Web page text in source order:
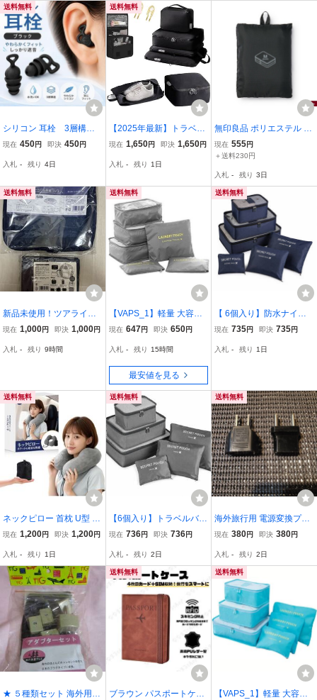
チセット
送料無料
シリコン 耳栓 3層構
造 勉強 旅行 睡眠 防音
ク
現在 450円 即決 450円
入札 - 残り 4日
送料無料
【2025年最新】トラベル
ポーチ 圧縮 9点セット 旅
スペース節約50％ パッキ
現在 1,650円 即決 1,650円
入札 - 残り 1日
無印良品 ポリエステル た
ためる仕分けケース ダブ
ルタイプ M
現在 555円
＋送料230円
入札 - 残り 3日
送料無料
新品未使用！ツアライズ
両面開くトラベル圧縮バ
2点 ネイビー
現在 1,000円 即決 1,000円
入札 - 残り 9時間
送料無料
【VAPS_1】軽量 大容量
トラベルポーチ 6点セッ
グ バッグインバッグ 衣類
収納ケース 小物入れ 送込
現在 647 円 即決 650円
入札 - 残り 15時間
最安値を見る
送料無料
【 6個入り】防水ナイロ
ン トラベルポーチ 収納ポ
ーポーチ 化粧品ポーチ 靴
現在 735円 即決 735円
入札 - 残り 1日
送料無料
ネックピロー 首枕 U型 空
気枕 旅行用【充気式】収
ー 海外旅行 便利グッズ
飛行機 新幹線 車 快適グ
ッズ
現在 1,200円 即決 1,200円
入札 - 残り 1日
送料無料
【6個入り】トラベルバッ
グ トラベルポーチ グレー
物収納 ランジェリーポー
チ 靴収納 旅行;M270;
現在 736円 即決 736円
入札 - 残り 2日
送料無料
海外旅行用 電源変換プラ
グ Aタイプ ⇔ Cタイプ 2
本・中国対応)
現在 380円 即決 380円
入札 - 残り 2日
★ ５種類セット 海外用
送料無料
ブラウン パスポートケー
送料無料
【VAPS_1】軽量 大容量